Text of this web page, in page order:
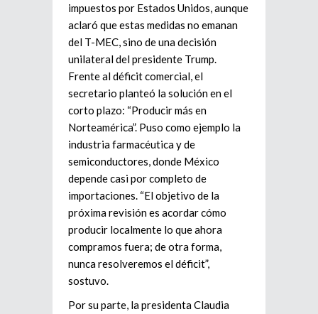
impuestos por Estados Unidos, aunque
aclaró que estas medidas no emanan
del T-MEC, sino de una decisión
unilateral del presidente Trump.
Frente al déficit comercial, el
secretario planteó la solución en el
corto plazo: “Producir más en
Norteamérica”. Puso como ejemplo la
industria farmacéutica y de
semiconductores, donde México
depende casi por completo de
importaciones. “El objetivo de la
próxima revisión es acordar cómo
producir localmente lo que ahora
compramos fuera; de otra forma,
nunca resolveremos el déficit”,
sostuvo.
Por su parte, la presidenta Claudia